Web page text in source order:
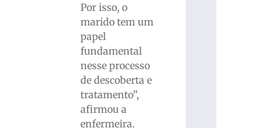
Por isso, o
marido tem um
papel
fundamental
nesse processo
de descoberta e
tratamento”,
afirmou a
enfermeira.